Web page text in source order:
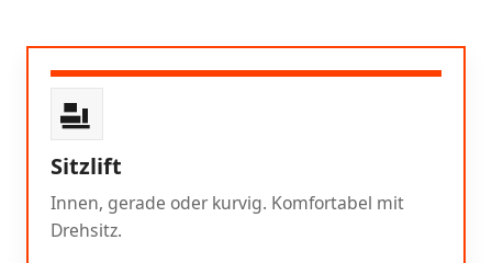
Sitzlift
Innen, gerade oder kurvig. Komfortabel mit
Drehsitz.